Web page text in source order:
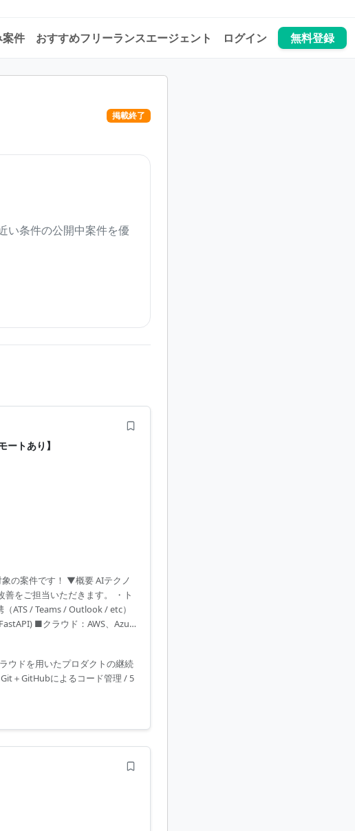
件 おすすめフリーランスエージェント ログイン 無料登録
掲載終了
い条件の公開中案件を優
トあり】
の案件です！ ▼概要 AIテクノ
をご担当いただきます。 ・ト
ATS / Teams / Outlook / etc）
■クラウド：AWS、Azure
ウドを用いたプロダクトの継続
＋GitHubによるコード管理 / 5